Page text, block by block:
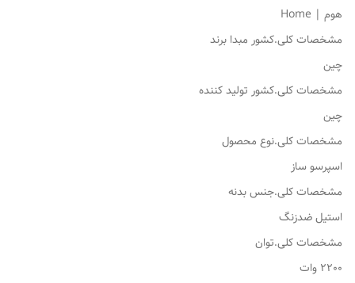
هوم | Home
مشخصات کلی.کشور مبدا برند
چین
مشخصات کلی.کشور تولید کننده
چین
مشخصات کلی.نوع محصول
اسپرسو ساز
مشخصات کلی.جنس بدنه
استیل ضدزنگ
مشخصات کلی.توان
2200 وات